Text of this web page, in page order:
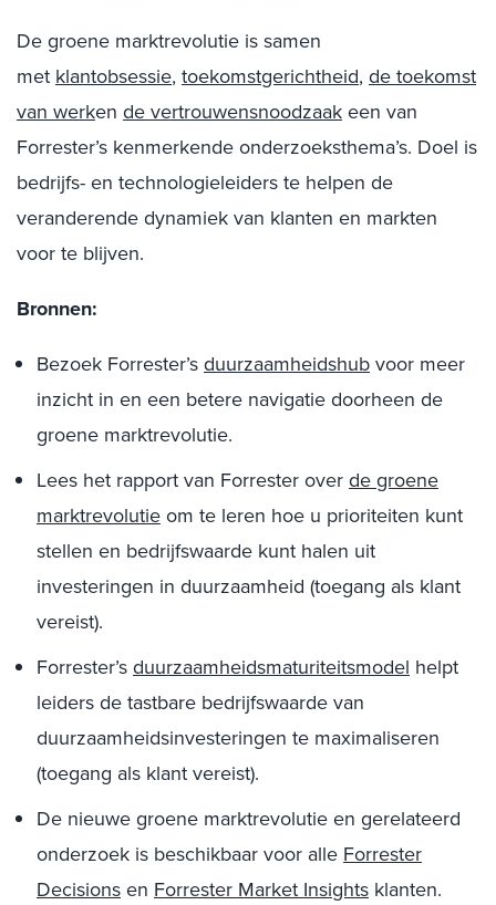
De groene marktrevolutie is samen
met klantobsessie, toekomstgerichtheid, de toekomst
van werken de vertrouwensnoodzaakeen van
Forrester’s kenmerkende onderzoeksthema’s. Doel is
bedrijfs- en technologieleiders te helpen de
veranderende dynamiek van klanten en markten
voor te blijven.
Bronnen:
Bezoek Forrester’sduurzaamheidshubvoor meer
inzicht in en een betere navigatie doorheen de
groene marktrevolutie.
Lees het rapport van Forrester overde groene
marktrevolutieom te leren hoe u prioriteiten kunt
stellen en bedrijfswaarde kunt halen uit
investeringen in duurzaamheid (toegang als klant
vereist).
Forrester’sduurzaamheidsmaturiteitsmodel helpt
leiders de tastbare bedrijfswaarde van
duurzaamheidsinvesteringen te maximaliseren
(toegang als klant vereist).
De nieuwe groene marktrevolutie en gerelateerd
onderzoek is beschikbaar voor alle Forrester
Decisionsen Forrester Market Insights klanten.